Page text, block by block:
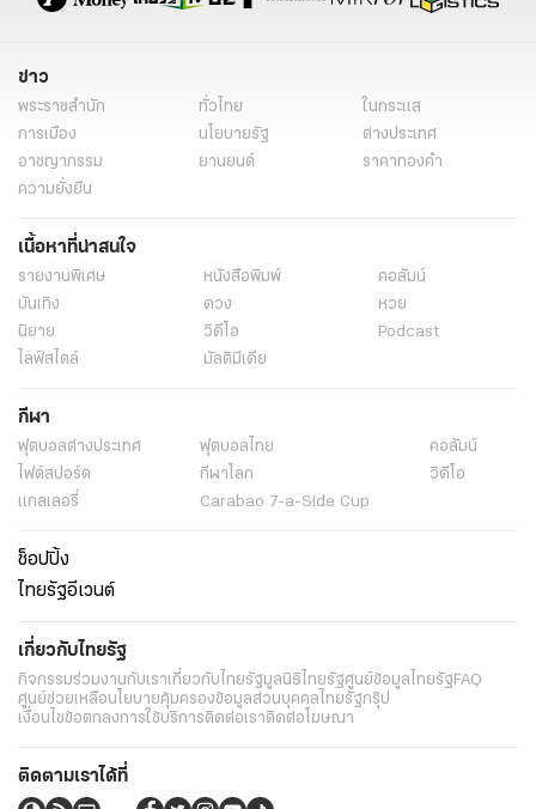
ข่าว
พระราชสำนัก ทั่วไทย
ในกระแส
การเมือง
นโยบายรัฐ
ต่างประเทศ
อาชญากรรม
ยานยนต์
ราคาทองคำ
ความยั่งยืน
เนื้อหาที่น่าสนใจ
รายงานพิเศษ หนังสือพิมพ์
คอลัมน์
บันเทิง
ดวง
หวย
นิยาย
วิดีโอ
Podcast
ไลฟ์สไตล์
มัลติมีเดีย
กีฬา
ฟุตบอลต่่างประเทศ ฟุตบอลไทย
คอลัมน์
ไฟต์สปอร์ต
กีฬาโลก
วิดีโอ
แกลเลอรี่
Carabao 7-a-Side Cup
ช็อปปิ้ง
ไทยรัฐอีเวนต์
เกี่ยวกับไทยรัฐ
กิจกรรมร่วมงานกับเราเกี่ยวกับไทยรัฐมูลนิธิไทยรัฐศูนย์ข้อมูลไทยรัฐFAQ
ศูนย์ช่วยเหลือนโยบายคุ้มครองข้อมูลส่วนบุคคลไทยรัฐกรุ๊ป
เงื่อนไขข้อตกลงการใช้บริการติดต่อเราติดต่อโฆษณา
ติดตามเราได้ที่